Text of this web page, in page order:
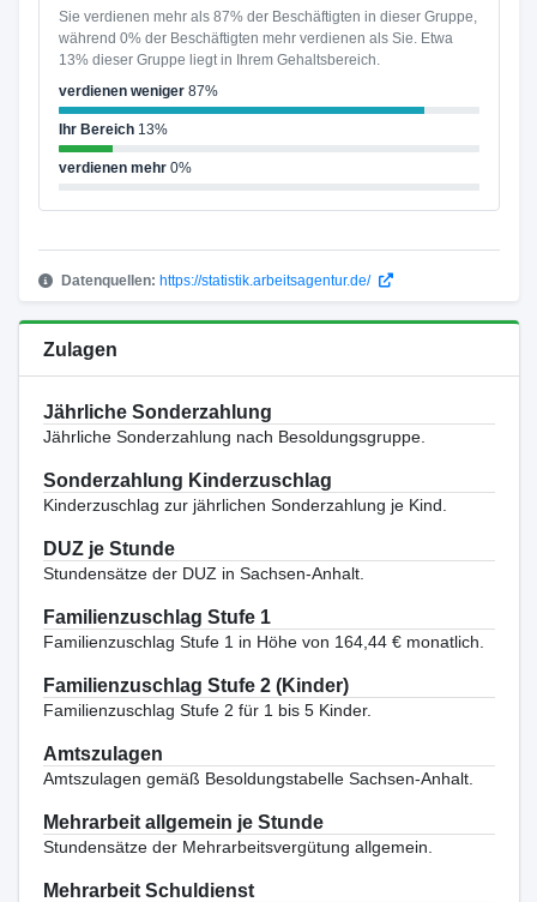
Sie verdienen mehr als 87% der Beschäftigten in dieser Gruppe,
während 0% der Beschäftigten mehr verdienen als Sie. Etwa
13% dieser Gruppe liegt in Ihrem Gehaltsbereich.
verdienen weniger87%
Ihr Bereich13%
verdienen mehr0%
Datenquellen: https://statistik.arbeitsagentur.de/
Zulagen
Jährliche Sonderzahlung
Jährliche Sonderzahlung nach Besoldungsgruppe.
Sonderzahlung Kinderzuschlag
Kinderzuschlag zur jährlichen Sonderzahlung je Kind.
DUZ je Stunde
Stundensätze der DUZ in Sachsen-Anhalt.
Familienzuschlag Stufe 1
Familienzuschlag Stufe 1 in Höhe von 164,44 € monatlich.
Familienzuschlag Stufe 2 (Kinder)
Familienzuschlag Stufe 2 für 1 bis 5 Kinder.
Amtszulagen
Amtszulagen gemäß Besoldungstabelle Sachsen-Anhalt.
Mehrarbeit allgemein je Stunde
Stundensätze der Mehrarbeitsvergütung allgemein.
Mehrarbeit Schuldienst